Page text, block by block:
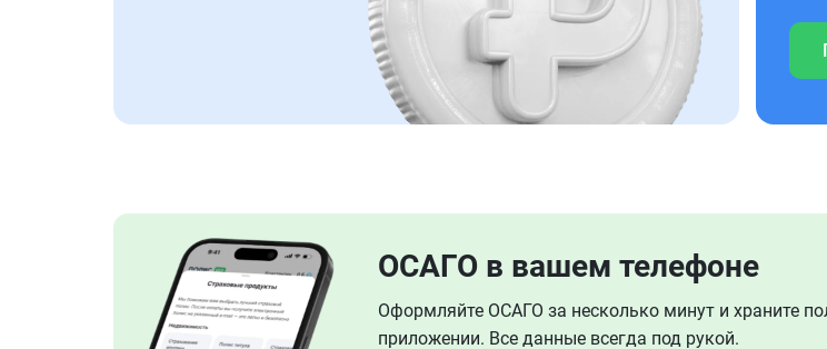
ОСАГО в вашем телефоне
Оформляйте ОСАГО за несколько минут и храните
приложении. Все данные всегда под рукой.